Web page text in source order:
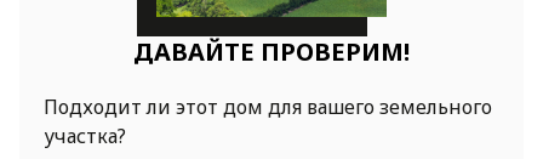
ДАВАЙТЕ ПРОВЕРИМ!
Подходит ли этот дом для вашего земельного
участка?